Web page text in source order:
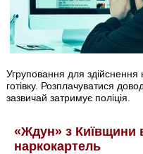
Угруповання для здійснення
готівку. Розплачуватися
зазвичай затримує поліція.
«Ждун» з Київщини
наркокартель